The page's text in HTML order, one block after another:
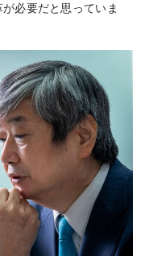
必要だと思っていま